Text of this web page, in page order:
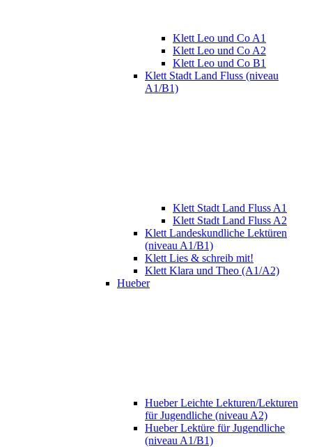
Klett Leo und Co A1
Klett Leo und Co A2
Klett Leo und Co B1
Klett Stadt Land Fluss (niveau
A1/B1)
Klett Stadt Land Fluss A1
Klett Stadt Land Fluss A2
Klett Landeskundliche Lektüren
(niveau A1/B1)
Klett Lies & schreib mit!
Klett Klara und Theo (A1/A2)
Hueber
Hueber Leichte Lekturen/Lekturen
für Jugendliche (niveau A2)
Hueber Lektüre für Jugendliche
(niveau A1/B1)